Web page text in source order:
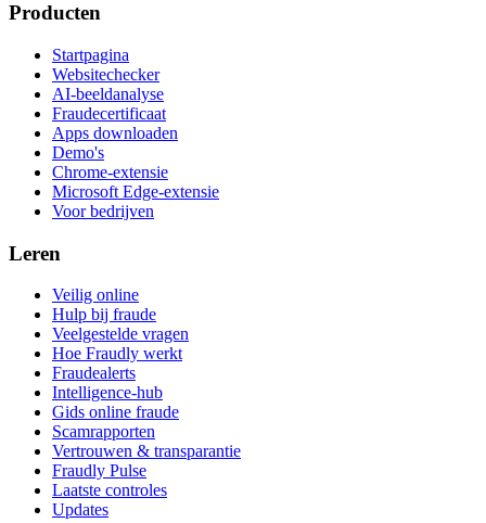
Producten
Startpagina
Websitechecker
AI-beeldanalyse
Fraudecertificaat
Apps downloaden
Demo's
Chrome-extensie
Microsoft Edge-extensie
Voor bedrijven
Leren
Veilig online
Hulp bij fraude
Veelgestelde vragen
Hoe Fraudly werkt
Fraudealerts
Intelligence-hub
Gids online fraude
Scamrapporten
Vertrouwen & transparantie
Fraudly Pulse
Laatste controles
Updates